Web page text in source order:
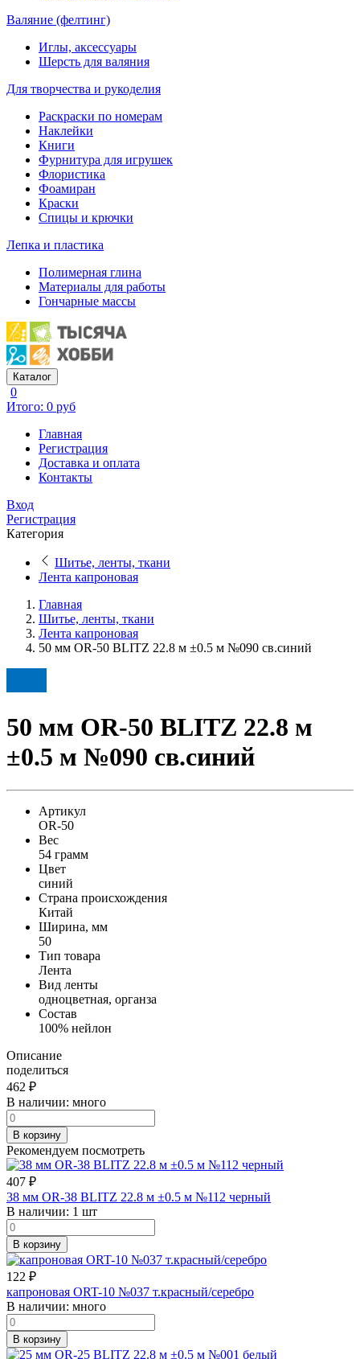
Валяние (фелтинг)
Иглы, аксессуары
Шерсть для валяния
Для творчества и рукоделия
Раскраски по номерам
Наклейки
Книги
Фурнитура для игрушек
Флористика
Фоамиран
Краски
Спицы и крючки
Лепка и пластика
Полимерная глина
Материалы для работы
Гончарные массы
Каталог
0
Итого: 0 руб
Главная
Регистрация
Доставка и оплата
Контакты
Вход
Регистрация
Категория
Шитье, ленты, ткани
Лента капроновая
Главная
Шитье, ленты, ткани
Лента капроновая
50 мм OR-50 BLITZ 22.8 м ±0.5 м №090 св.синий
50 мм OR-50 BLITZ 22.8 м
±0.5 м №090 св.синий
Артикул
OR-50
Вес
54 грамм
Цвет
синий
Страна происхождения
Китай
Ширина, мм
50
Тип товара
Лента
Вид ленты
одноцветная, органза
Состав
100% нейлон
Описание
поделиться
462 ₽
В наличии: много
В корзину
Рекомендуем посмотреть
407 ₽
38 мм OR-38 BLITZ 22.8 м ±0.5 м №112 черный
В наличии: 1 шт
В корзину
122 ₽
капроновая ORT-10 №037 т.красный/серебро
В наличии: много
В корзину